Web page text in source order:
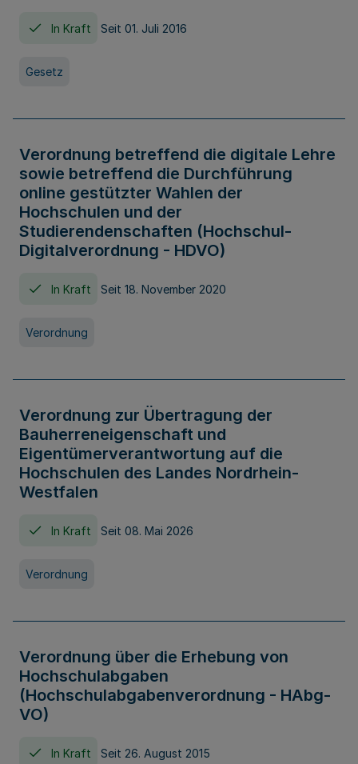
In Kraft Seit 01. Juli 2016
Gesetz
Verordnung betreffend die digitale Lehre
sowie betreffend die Durchführung
online gestützter Wahlen der
Hochschulen und der
Studierendenschaften (Hochschul-
Digitalverordnung - HDVO)
In Kraft Seit 18. November 2020
Verordnung
Verordnung zur Übertragung der
Bauherreneigenschaft und
Eigentümerverantwortung auf die
Hochschulen des Landes Nordrhein-
Westfalen
In Kraft Seit 08. Mai 2026
Verordnung
Verordnung über die Erhebung von
Hochschulabgaben
(Hochschulabgabenverordnung - HAbg-
VO)
In Kraft Seit 26. August 2015